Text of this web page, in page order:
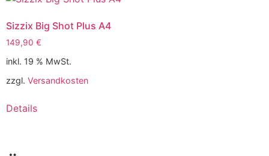
Sizzix Big Shot Plus A4
149,90 €
inkl. 19 % MwSt.
zzgl. Versandkosten
Details